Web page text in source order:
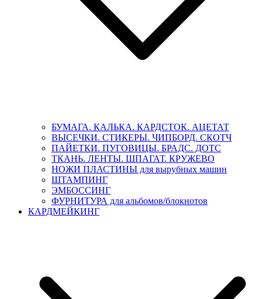
БУМАГА. КАЛЬКА. КАРДСТОК. АЦЕТАТ
ВЫСЕЧКИ. СТИКЕРЫ. ЧИПБОРД. СКОТЧ
ПАЙЕТКИ. ПУГОВИЦЫ. БРАДС. ДОТС
ТКАНЬ. ЛЕНТЫ. ШПАГАТ. КРУЖЕВО
НОЖИ ПЛАСТИНЫ для вырубных машин
ШТАМПИНГ
ЭМБОССИНГ
ФУРНИТУРА для альбомов/блокнотов
КАРДМЕЙКИНГ